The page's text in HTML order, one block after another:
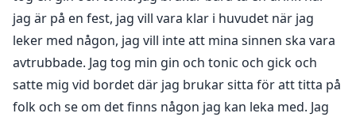
jag är på en fest, jag vill vara klar i huvudet när jag
leker med någon, jag vill inte att mina sinnen ska vara
avtrubbade. Jag tog min gin och tonic och gick och
satte mig vid bordet där jag brukar sitta för att titta på
folk och se om det finns någon jag kan leka med. Jag